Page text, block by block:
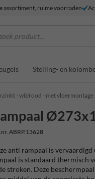
assortiment, ruime voorraden
zoek product...
Stelling- en
- wit/rood - met vloermontage
ABRP.13628
anti rampaal is
is standaard thermisch
stroken. Deze